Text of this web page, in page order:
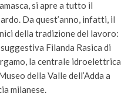
si apre a tutto il
Da quest’anno, infatti, il
della tradizione del lavoro:
Filanda Rasica di
la centrale idroelettrica
della Valle dell’Adda a
milanese.